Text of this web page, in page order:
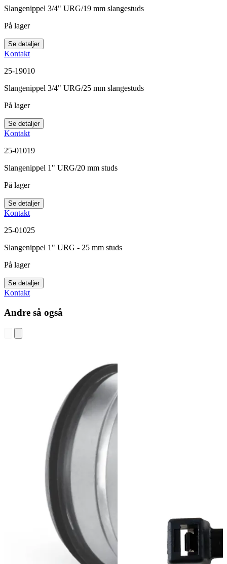
Slangenippel 3/4" URG/19 mm slangestuds
På lager
Se detaljer
Kontakt
25-19010
Slangenippel 3/4" URG/25 mm slangestuds
På lager
Se detaljer
Kontakt
25-01019
Slangenippel 1" URG/20 mm studs
På lager
Se detaljer
Kontakt
25-01025
Slangenippel 1" URG - 25 mm studs
På lager
Se detaljer
Kontakt
Andre så også